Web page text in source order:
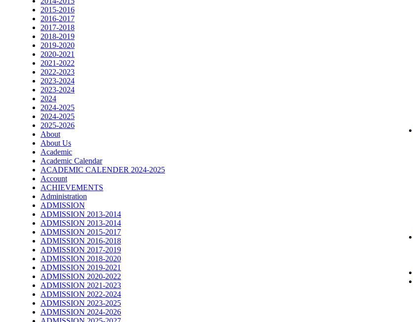
2015-2016
2016-2017
2017-2018
2018-2019
2019-2020
2020-2021
2021-2022
2022-2023
2023-2024
2023-2024
2024
2024-2025
2024-2025
2025-2026
About
About Us
Academic
Academic Calendar
ACADEMIC CALENDER 2024-2025
Account
ACHIEVEMENTS
Administration
ADMISSION
ADMISSION 2013-2014
ADMISSION 2013-2014
ADMISSION 2015-2017
ADMISSION 2016-2018
ADMISSION 2017-2019
ADMISSION 2018-2020
ADMISSION 2019-2021
ADMISSION 2020-2022
ADMISSION 2021-2023
ADMISSION 2022-2024
ADMISSION 2023-2025
ADMISSION 2024-2026